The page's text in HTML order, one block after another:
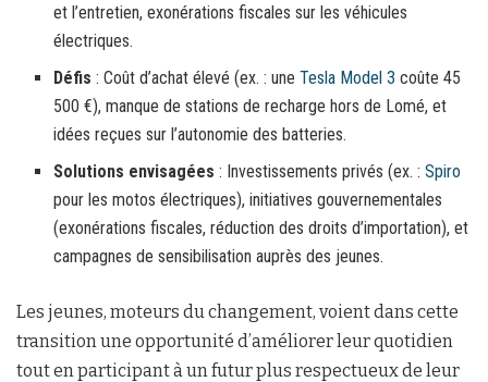
et l’entretien, exonérations fiscales sur les véhicules
électriques.
Défis : Coût d’achat élevé (ex. : uneTesla Model 3 coûte 45
500 €), manque de stations de recharge hors de Lomé, et
idées reçues sur l’autonomie des batteries.
Solutions envisagées : Investissements privés (ex. :Spiro
pour les motos électriques), initiatives gouvernementales
(exonérations fiscales, réduction des droits d’importation), et
campagnes de sensibilisation auprès des jeunes.
Les jeunes, moteurs du changement, voient dans cette
transition une opportunité d’améliorer leur quotidien
tout en participant à un futur plus respectueux de leur